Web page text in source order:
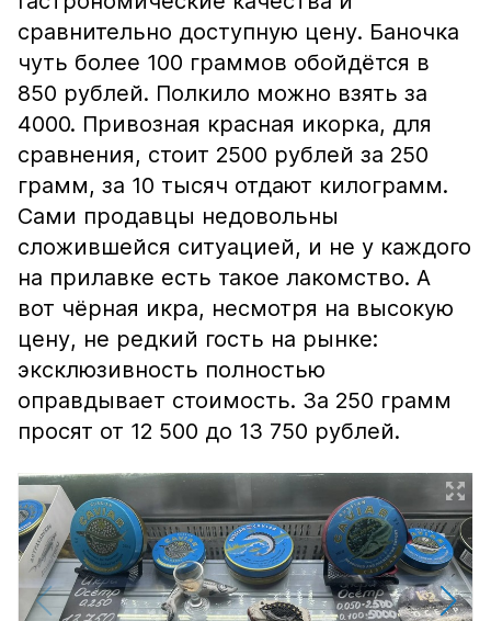
сравнительно доступную цену. Баночка
чуть более 100 граммов обойдётся в
850 рублей. Полкило можно взять за
4000. Привозная красная икорка, для
сравнения, стоит 2500 рублей за 250
грамм, за 10 тысяч отдают килограмм.
Сами продавцы недовольны
сложившейся ситуацией, и не у каждого
на прилавке есть такое лакомство. А
вот чёрная икра, несмотря на высокую
цену, не редкий гость на рынке:
эксклюзивность полностью
оправдывает стоимость. За 250 грамм
просят от 12 500 до 13 750 рублей.